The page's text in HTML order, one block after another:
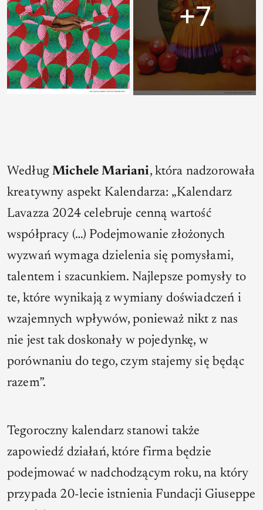
WedługMichele Mariani, która nadzorowała
kreatywny aspekt Kalendarza: „Kalendarz
Lavazza 2024 celebruje cenną wartość
współpracy (…) Podejmowanie złożonych
wyzwań wymaga dzielenia się pomysłami,
talentem i szacunkiem. Najlepsze pomysły to
te, które wynikają z wymiany doświadczeń i
wzajemnych wpływów, ponieważ nikt z nas
nie jest tak doskonały w pojedynkę, w
porównaniu do tego, czym stajemy się będąc
razem”.
Tegoroczny kalendarz stanowi także
zapowiedź działań, które firma będzie
podejmować w nadchodzącym roku, na który
przypada 20-lecie istnienia Fundacji Giuseppe